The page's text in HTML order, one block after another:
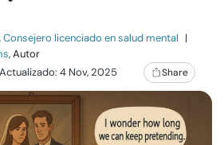
Consejero licenciado en salud mental |
, Autor
Actualizado: 4 Nov, 2025 Share